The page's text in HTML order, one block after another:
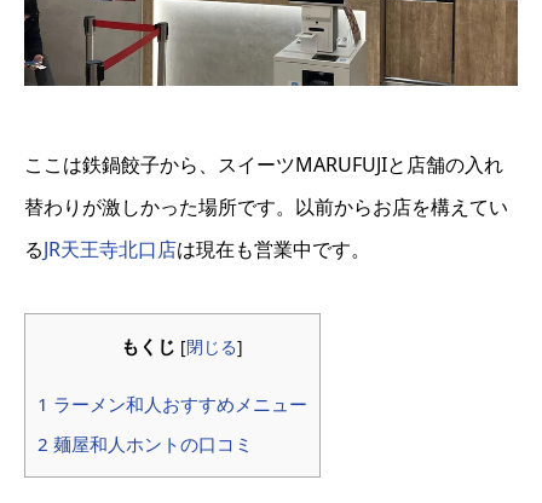
ここは鉄鍋餃子から、スイーツMARUFUJIと店舗の入れ
替わりが激しかった場所です。以前からお店を構えてい
るJR天王寺北口店は現在も営業中です。
もくじ [閉じる]
1 ラーメン和人おすすめメニュー
2 麺屋和人ホントの口コミ